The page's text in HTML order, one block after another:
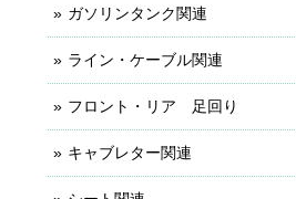
ガソリンタンク関連
ライン・ケーブル関連
フロント・リア 足回り
キャブレター関連